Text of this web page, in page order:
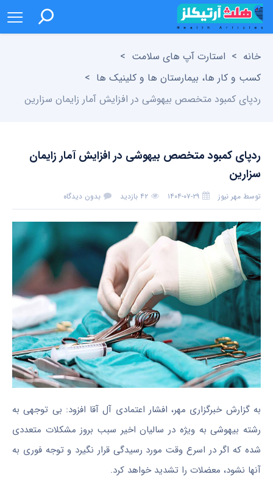
خانه > استارت آپ های سلامت >
کسب و کار ها، بیمارستان ها و کلینیک ها >
ردپای کمبود متخصص بیهوشی در افزایش آمار زایمان سزارین
ردپای کمبود متخصص بیهوشی در افزایش آمار زایمان
سزارین
توسط مهر نیوز ۱۴۰۴-۰۷-۲۹ ۴۲ بازدید بدون دیدگاه
به گزارش خبرگزاری مهر، افشار اعتمادی آل آقا افزود: بی توجهی به
رشته بیهوشی به ویژه در سالیان اخیر سبب بروز مشکلات متعددی
شده که اگر در اسرع وقت مورد رسیدگی قرار نگیرد و توجه فوری به
آنها نشود، معضلات را تشدید خواهد کرد.